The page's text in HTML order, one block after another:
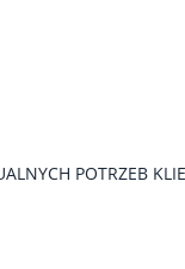
POTRZEB